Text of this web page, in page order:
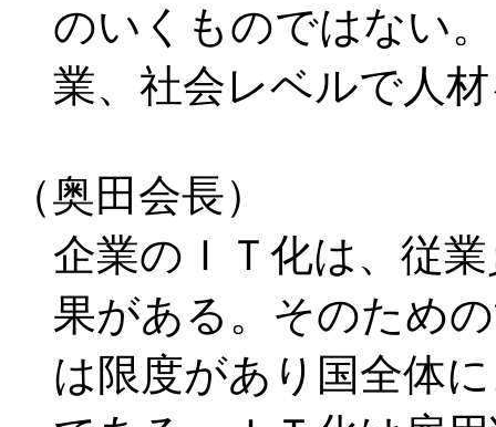
のいくものではない
業、社会レベルで人
（奥田会長）
企業のＩＴ化は、従
果がある。そのため
は限度があり国全体